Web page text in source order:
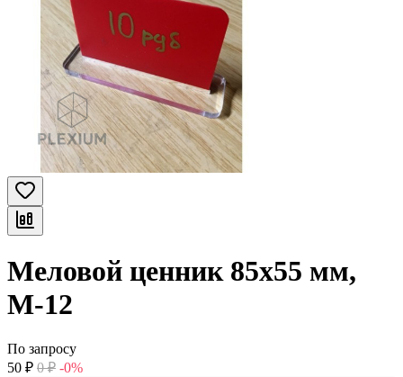
Меловой ценник 85х55 мм,
М-12
По запросу
50 ₽ 0 ₽ -0%